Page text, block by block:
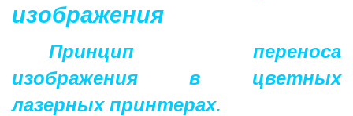
изображения
Принцип переноса
изображения в цветных
лазерных принтерах.